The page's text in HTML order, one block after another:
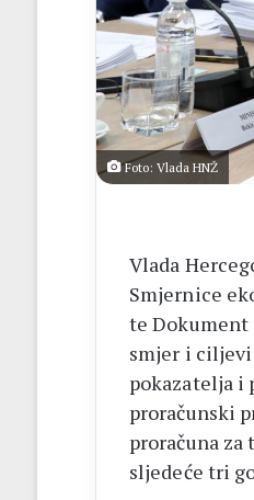
Foto: Vlada HNŽ
Vlada
Smjernice
te Dokument
smjer i
pokazatelja i
proračunski
proračuna
sljedeće tri